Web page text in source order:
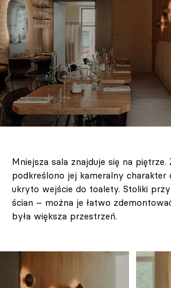
Mniejsza sala znajduje się na
podkreślono jej kameralny charakter
ukryto wejście do toalety. Stoliki
ścian – można je łatwo
była większa przestrzeń.